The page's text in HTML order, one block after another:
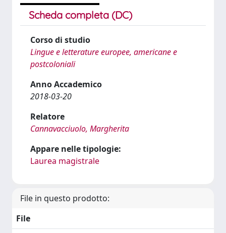
Scheda completa (DC)
Corso di studio
Lingue e letterature europee, americane e
postcoloniali
Anno Accademico
2018-03-20
Relatore
Cannavacciuolo, Margherita
Appare nelle tipologie:
Laurea magistrale
File in questo prodotto:
File